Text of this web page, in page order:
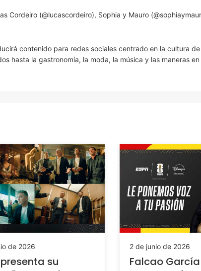
Cordeiro (@lucascordeiro), Sophia y Mauro
contenido para redes sociales centrado en la cultura de
hasta la gastronomía, la moda, la música y las maneras
de 2026
presenta su
2 de junio de 2026
Falcao García